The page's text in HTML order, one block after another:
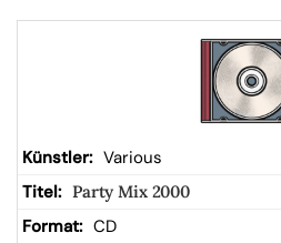
kor
b
Various
Party Mix 2000
CD